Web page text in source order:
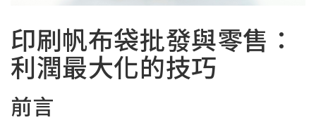
印刷帆布袋批發與零售：
利潤最大化的技巧
前言